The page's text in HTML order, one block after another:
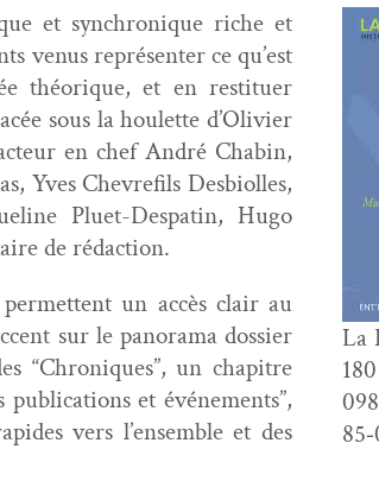
et syn­chronique riche et
venus représen­ter ce qu’est
théorique, et en restituer
sous la houlette d’Olivier
en chef André Chabin,
Yves Chevre­fils Des­bi­olles,
Pluet-Despatin, Hugo
de rédaction.
un accès clair au
sur le panora­ma dossier
“Chroniques”, un chapitre
pub­li­ca­tions et événe­ments”,
vers l’ensem­ble et des
La